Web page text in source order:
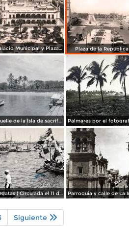
Palacio Municipal y Plaza de Armas Plaza de la República
Muelle de la Isla de sacrificios.
Regatas ( Circulada el 11 de Abril de 1926 ).
Siguiente